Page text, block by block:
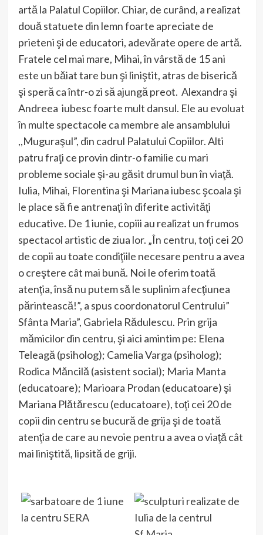
artă la Palatul Copiilor. Chiar, de curând, a realizat
două statuete din lemn foarte apreciate de
prieteni şi de educatori, adevărate opere de artă.
Fratele cel mai mare, Mihai, în vârstă de 15 ani
este un băiat tare bun şi liniştit, atras de biserică
şi speră ca într-o zi să ajungă preot. Alexandra şi
Andreea iubesc foarte mult dansul. Ele au evoluat
în multe spectacole ca membre ale ansamblului
,,Muguraşul”, din cadrul Palatului Copiilor. Alti
patru fraţi ce provin dintr-o familie cu mari
probleme sociale şi-au găsit drumul bun în viaţă.
Iulia, Mihai, Florentina şi Mariana iubesc şcoala şi
le place să fie antrenaţi în diferite activităţi
educative. De 1 iunie, copiii au realizat un frumos
spectacol artistic de ziua lor. „În centru, toți cei 20
de copii au toate condiţiile necesare pentru a avea
o creştere cât mai bună. Noi le oferim toată
atenţia, însă nu putem să le suplinim afecţiunea
părintească!”, a spus coordonatorul Centrului”
Sfânta Maria”, Gabriela Rădulescu. Prin grija
mămicilor din centru, şi aici amintim pe: Elena
Teleagă (psiholog); Camelia Varga (psiholog);
Rodica Măncilă (asistent social); Maria Manta
(educatoare); Marioara Prodan (educatoare) şi
Mariana Plătărescu (educatoare), toţi cei 20 de
copii din centru se bucură de grija şi de toată
atenţia de care au nevoie pentru a avea o viaţă cât
mai liniştită, lipsită de griji.